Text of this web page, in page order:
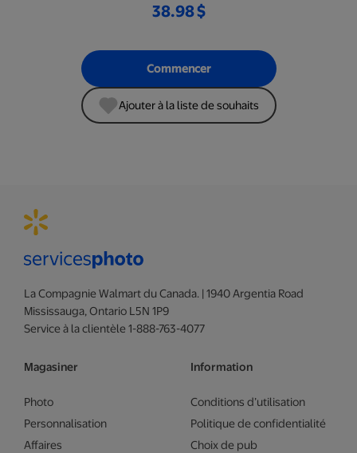
38.98 $
Commencer
Ajouter à la liste de souhaits
La Compagnie Walmart du Canada. | 1940 Argentia Road
Mississauga, Ontario L5N 1P9
Service à la clientèle 1-888-763-4077
Magasiner
Photo
Personnalisation
Affaires
Information
Conditions d’utilisation
Politique de confidentialité
Choix de pub